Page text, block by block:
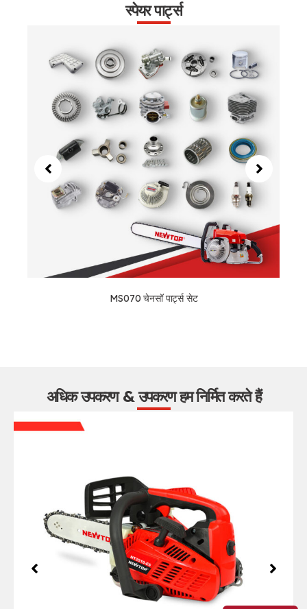
स्पेयर पार्ट्स
MS070 चेनसॉ पार्ट्स सेट
अधिक उपकरण & उपकरण हम निर्मित करते हैं